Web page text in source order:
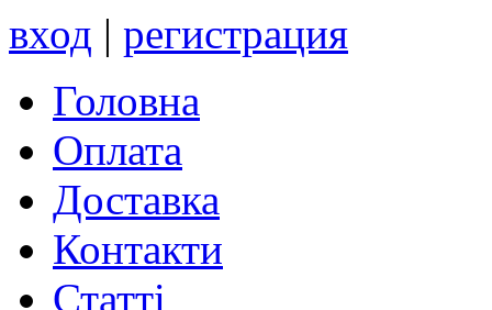
вход | регистрация
Головна
Оплата
Доставка
Контакти
Статті